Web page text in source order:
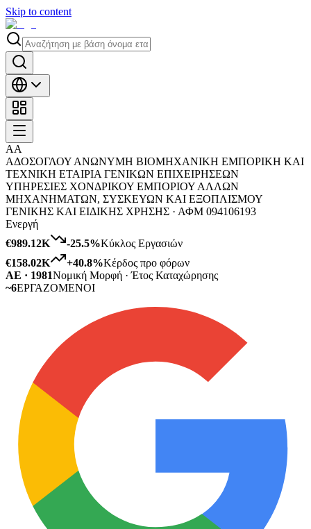
Skip to content
ΑΑ
ΑΔΟΣΟΓΛΟΥ ΑΝΩΝΥΜΗ ΒΙΟΜΗΧΑΝΙΚΗ ΕΜΠΟΡΙΚΗ ΚΑΙ
ΤΕΧΝΙΚΗ ΕΤΑΙΡΙΑ ΓΕΝΙΚΩΝ ΕΠΙΧΕΙΡΗΣΕΩΝ
ΥΠΗΡΕΣΙΕΣ ΧΟΝΔΡΙΚΟΥ ΕΜΠΟΡΙΟΥ ΑΛΛΩΝ
ΜΗΧΑΝΗΜΑΤΩΝ, ΣΥΣΚΕΥΩΝ ΚΑΙ ΕΞΟΠΛΙΣΜΟΥ
ΓΕΝΙΚΗΣ ΚΑΙ ΕΙΔΙΚΗΣ ΧΡΗΣΗΣ · ΑΦΜ 094106193
Ενεργή
€989.12K
-25.5%Κύκλος Εργασιών
€158.02K
+40.8%Κέρδος προ φόρων
ΑΕ · 1981Νομική Μορφή · Έτος Καταχώρησης
~6ΕΡΓΑΖΟΜΕΝΟΙ